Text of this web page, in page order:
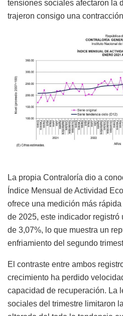
tensiones sociales afectaron la
trajeron consigo una
La propia Contraloría dio a
Índice Mensual de Actividad
ofrece una medición más
de 2025, este indicador registró
de 3,07%, lo que muestra un
enfriamiento del segundo
El contraste entre ambos
crecimiento ha perdido
capacidad de recuperación. La
sociales del trimestre limitaron